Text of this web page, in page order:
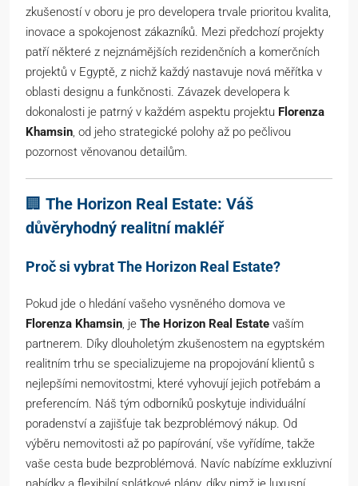
zkušeností v oboru je pro developera trvale prioritou kvalita,
inovace a spokojenost zákazníků. Mezi předchozí projekty
patří některé z nejznámějších rezidenčních a komerčních
projektů v Egyptě, z nichž každý nastavuje nová měřítka v
oblasti designu a funkčnosti. Závazek developera k
dokonalosti je patrný v každém aspektu projektu Florenza
Khamsin , od jeho strategické polohy až po pečlivou
pozornost věnovanou detailům.
🏢 The Horizon Real Estate: Váš
důvěryhodný realitní makléř
Proč si vybrat The Horizon Real Estate?
Pokud jde o hledání vašeho vysněného domova ve
Florenza Khamsin , je The Horizon Real Estate vaším
partnerem. Díky dlouholetým zkušenostem na egyptském
realitním trhu se specializujeme na propojování klientů s
nejlepšími nemovitostmi, které vyhovují jejich potřebám a
preferencím. Náš tým odborníků poskytuje individuální
poradenství a zajišťuje tak bezproblémový nákup. Od
výběru nemovitosti až po papírování, vše vyřídíme, takže
vaše cesta bude bezproblémová. Navíc nabízíme exkluzivní